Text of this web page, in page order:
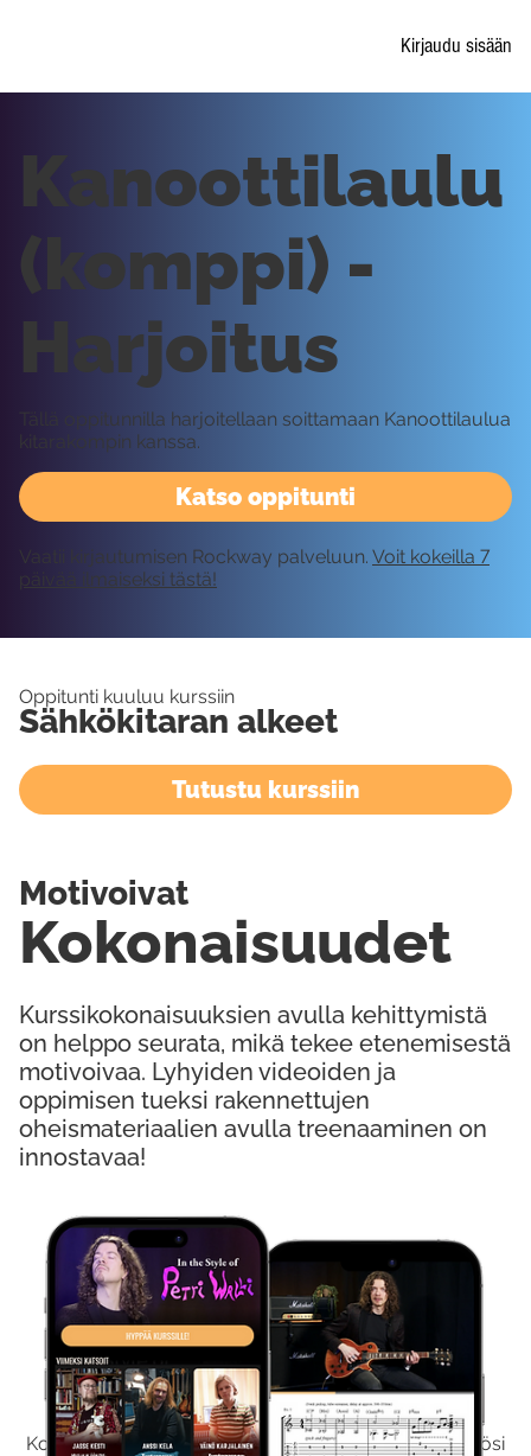
Kirjaudu sisään
Kokeile Ilmaiseksi
Kokeilemalla ilmaiseksi saat koko sisältömme käyttöösi
Katso oppitunti
Kanoottilaulu
(komppi) -
Harjoitus
Tällä oppitunnilla harjoitellaan soittamaan Kanoottilaulua
kitarakompin kanssa.
Vaatii kirjautumisen Rockway palveluun. Voit kokeilla 7
päivää ilmaiseksi tästä!
Oppitunti kuuluu kurssiin
Sähkökitaran alkeet
Tutustu kurssiin
Kurssikokonaisuuksien avulla kehittymistä
on helppo seurata, mikä tekee etenemisestä
motivoivaa. Lyhyiden videoiden ja
oppimisen tueksi rakennettujen
oheismateriaalien avulla treenaaminen on
innostavaa!
Kokonaisuudet
Motivoivat